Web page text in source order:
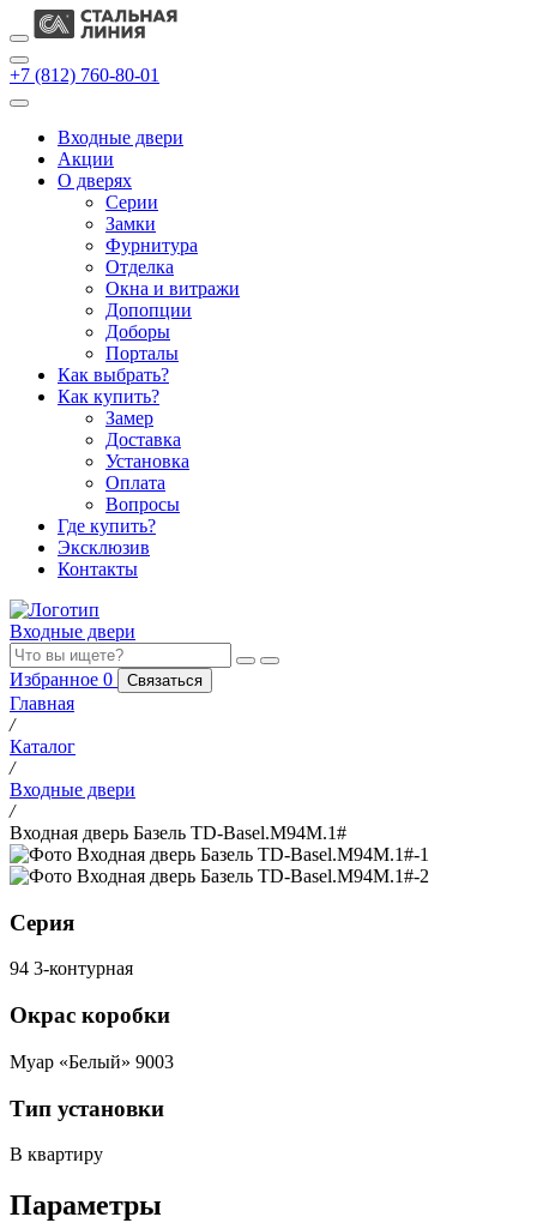
+7 (812) 760-80-01
Входные двери
Акции
О дверях
Cерии
Замки
Фурнитура
Отделка
Окна и витражи
Допопции
Доборы
Порталы
Как выбрать?
Как купить?
Замер
Доставка
Установка
Оплата
Вопросы
Где купить?
Эксклюзив
Контакты
Входные двери
Избранное 0 Связаться
Главная
/
Каталог
/
Входные двери
/
Входная дверь Базель TD-Basel.M94M.1#
Серия
94 3-контурная
Окрас коробки
Муар «Белый» 9003
Тип установки
В квартиру
Параметры